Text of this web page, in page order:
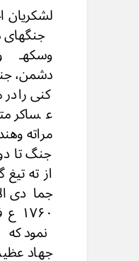
لشکریان
وسکهـ
دشمن،
کنی
عساکر
مراته
جنگ تا
نمود